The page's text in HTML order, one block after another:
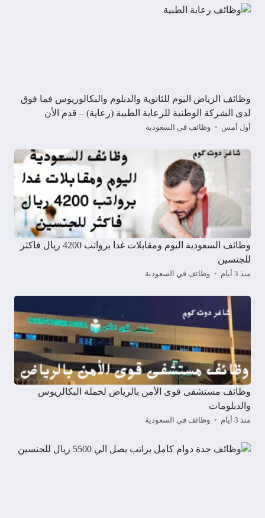
وظائف الرياض اليوم للثانوية والدبلوم والبكالوريوس فما فوق
لدى الشركة الوطنية للرعاية الطبية (رعاية) – قدم الأن
أول أمس وظائف في السعودية
وظائف السعودية اليوم ومقابلات غدا برواتب 4200 ريال فاكثر
للجنسين
منذ 3 أيام وظائف في السعودية
وظائف مستشفى قوى الأمن بالرياض لحملة البكالريوس
والدبلومات
منذ 3 أيام وظائف في السعودية